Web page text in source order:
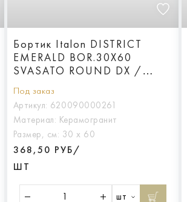
Бортик Italon DISTRICT
EMERALD BOR.30X60
SVASATO ROUND DX /
ВЫЕМКОЙ ЗАКРУГ.ПР
Под заказ
Артикул: 620090000261
Материал: Керамогранит
Размер, см: 30 х 60
368,50 РУБ/
ШТ
шт